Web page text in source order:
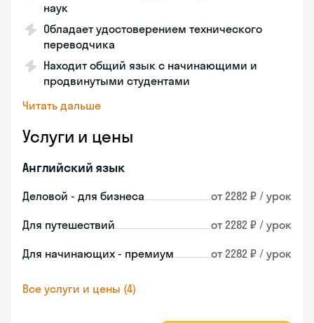
наук
Обладает удостоверением технического
переводчика
Находит общий язык с начинающими и
продвинутыми студентами
Читать дальше
Услуги и цены
Английский язык
Деловой - для бизнеса от 2282 ₽ / урок
Для путешествий от 2282 ₽ / урок
Для начинающих - премиум от 2282 ₽ / урок
Все услуги и цены (4)